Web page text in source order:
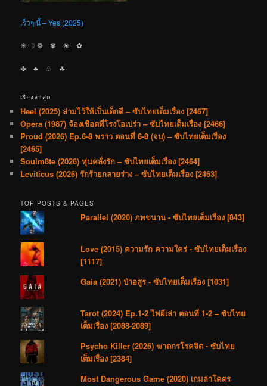
เร็วๆ นี้ – Yes (2025)
☀︎ ☽ ❁ ✾ ❀ ✿
✤ ♣︎ ♧ ☘︎
เรื่องล่าสุด
Heel (2025) ล่ามไว้ให้เป็นเด็กดี – ซับไทยเต็มเรื่อง [2467]
Opera (1987) จ้องเชือดที่โรงโอเปร่า – ซับไทยเต็มเรื่อง [2466]
Proud (2026) Ep.6-8 พราว ตอนที่ 6-8 (จบ) – ซับไทยเต็มเรื่อง
[2465]
Soulm8te (2026) หุ่นคลั่งรัก – ซับไทยเต็มเรื่อง [2464]
Leviticus (2026) รักร้ายกลายร่าง – ซับไทยเต็มเรื่อง [2463]
TOP POSTS & PAGES
Parallel (2020) ภพขนาน - ซับไทยเต็มเรื่อง [843]
Love (2015) ความรัก ความใคร่ - ซับไทยเต็มเรื่อง
[1117]
Gaia (2021) ป่าอสูร - ซับไทยเต็มเรื่อง [1031]
Tarot (2024) Ep.1-2 ไพ่ผีเล่า ตอนที่ 1-2 – ซับไทย
เต็มเรื่อง [2088-2089]
Psycho Killer (2026) ฆาตกรโรคจิต - ซับไทย
เต็มเรื่อง [2384]
Most Dangerous Game (2020) เกมล่าโคตร